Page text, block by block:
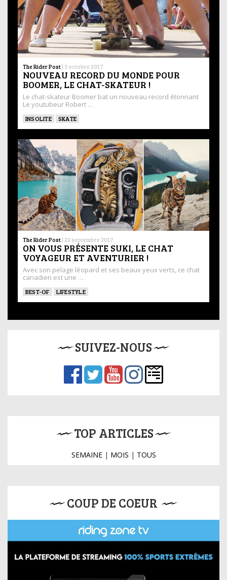
The Rider Post | 3 octobre 2017
NOUVEAU RECORD DU MONDE POUR
BOOMER, LE CHAT-SKATEUR !
Le chat-skateur Boomer bat un nouveau record étonnant
Le youtubeur Robert …
INSOLITE SKATE
The Rider Post | 22 septembre 2017
ON VOUS PRÉSENTE SUKI, LE CHAT
VOYAGEUR ET AVENTURIER !
Avec son pelage léopard et ses beaux yeux verts, ce chat
canadien est une …
BEST-OF LIFESTYLE
SUIVEZ-NOUS
TOP ARTICLES
SEMAINE| MOIS | TOUS
COUP DE COEUR